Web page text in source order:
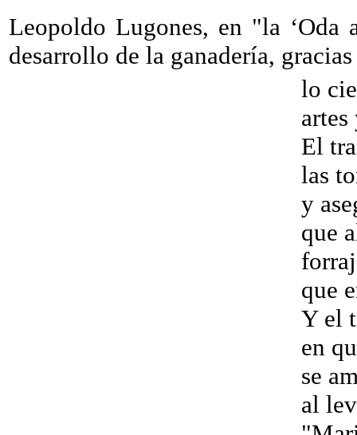
Leopoldo Lugones, en "la ‘Oda
desarrollo de la ganadería,
lo
El
las
y
que
que
Y el
en
se
al